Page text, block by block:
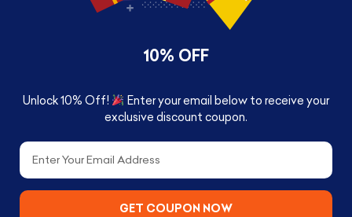
10% OFF
Unlock 10% Off!
Enter your email below to receive your
exclusive discount coupon.
Email
GET COUPON NOW